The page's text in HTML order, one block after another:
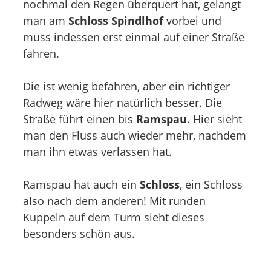
nochmal den Regen überquert hat, gelangt
man am Schloss Spindlhofvorbei und
muss indessen erst einmal auf einer Straße
fahren.
Die ist wenig befahren, aber ein richtiger
Radweg wäre hier natürlich besser. Die
Straße führt einen bis Ramspau. Hier sieht
man den Fluss auch wieder mehr, nachdem
man ihn etwas verlassen hat.
Ramspau hat auch ein Schloss, ein Schloss
also nach dem anderen! Mit runden
Kuppeln auf dem Turm sieht dieses
besonders schön aus.